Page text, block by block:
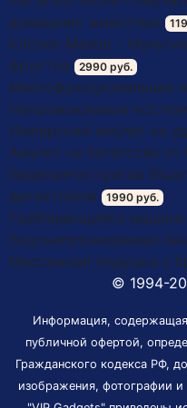
домашних животных
Kitchen Master -
фруктов
2990 руб.
Многофункциональная
Непромокаемые
Имперский амулет на
Амулет на богатство
Видеорегистратор
детектором
1990 руб.
Разбивающиеся
Водонепроницаемая
Массажная подушка с
© 1994-
Информация,
публичной офертой,
Гражданского кодекса РФ,
изображения, фотографии и